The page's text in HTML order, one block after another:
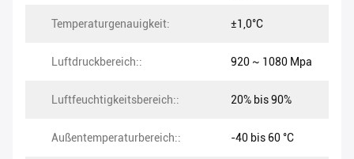
Temperaturgenauigkeit: ±1,0°C
Luftdruckbereich:: 920 ~ 1080 Mpa
Luftfeuchtigkeitsbereich:: 20% bis 90%
Außentemperaturbereich:: -40 bis 60 °C